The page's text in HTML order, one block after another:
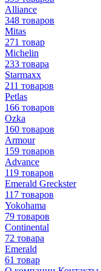
Alliance
348 товаров
Mitas
271 товар
Michelin
233 товара
Starmaxx
211 товаров
Petlas
166 товаров
Ozka
160 товаров
Armour
159 товаров
Advance
119 товаров
Emerald Greckster
117 товаров
Yokohama
79 товаров
Continental
72 товара
Emerald
61 товар